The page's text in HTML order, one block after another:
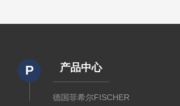
P 产品中心
德国菲希尔FISCHER